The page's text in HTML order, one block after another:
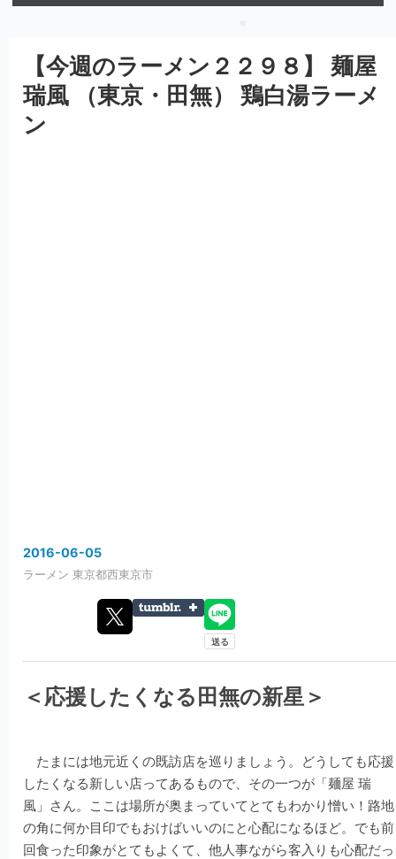
2016-06-05
【今週のラーメン２２９８】 麺屋
瑞風 （東京・田無） 鶏白湯ラーメ
ン
ラーメン 東京都西東京市
＜応援したくなる田無の新星＞
たまには地元近くの既訪店を巡りましょう。どうしても応援
したくなる新しい店ってあるもので、その一つが「麺屋 瑞
風」さん。ここは場所が奥まっていてとてもわかり憎い！路地
の角に何か目印でもおけばいいのにと心配になるほど。でも前
回食った印象がとてもよくて、他人事ながら客入りも心配だっ